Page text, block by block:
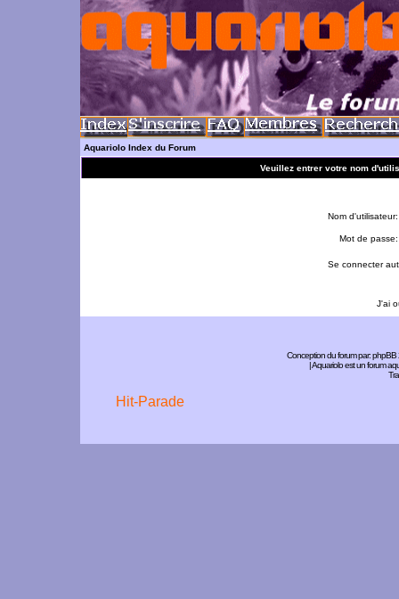
Aquariolo Index du Forum
Veuillez entrer votre nom
Nom d'utilisateur:
Mot de passe:
Se connecter
J'ai
Conception du forum par:phpBB
| Aquariolo est un forum